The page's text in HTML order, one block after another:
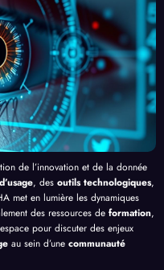
delà
de
Bang
ui
é de
l’IA
de l’innovation et de la donnée
, des outils technologiques,
met en lumière les dynamiques
des ressources de formation,
pour discuter des enjeux
au sein d’une communauté